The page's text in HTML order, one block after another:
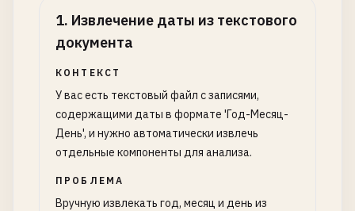
1. Извлечение даты из текстового
документа
КОНТЕКСТ
У вас есть текстовый файл с записями,
содержащими даты в формате 'Год-Месяц-
День', и нужно автоматически извлечь
отдельные компоненты для анализа.
ПРОБЛЕМА
Вручную извлекать год, месяц и день из